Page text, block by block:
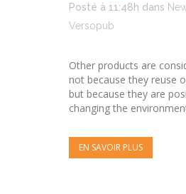
Posté à 11:48h dans
Versopub
Other products are
not because they reuse
but because they are
changing the
EN SAVOIR PLUS